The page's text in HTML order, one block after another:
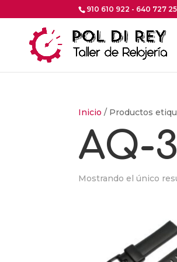
910 610 922 - 640 727
Inicio / Productos
AQ-
Mostrando el único